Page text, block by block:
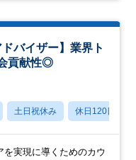
バイザー】業界ト
貢献性◎
土日祝休み 休日120日以上
を実現に導くためのカウ